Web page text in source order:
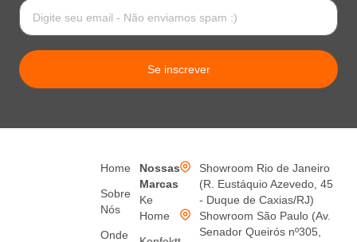
Se inscrever
Home
Sobre
Nós
Onde
Nossas
Marcas
Ke
Home
Showroom Rio de Janeiro
(R. Eustáquio Azevedo, 45
- Duque de Caxias/RJ)
Showroom São Paulo (Av.
Senador Queirós nº305,